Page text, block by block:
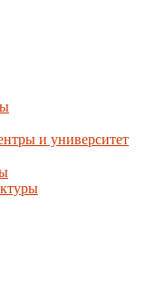
и университет